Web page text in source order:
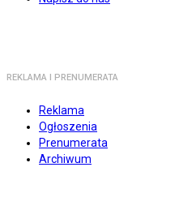
REKLAMA I PRENUMERATA
Reklama
Ogłoszenia
Prenumerata
Archiwum